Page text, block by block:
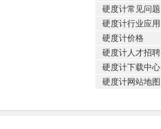
硬度计常见问题
硬度计行业应用
硬度计价格
硬度计人才招聘
硬度计下载中心
硬度计网站地图